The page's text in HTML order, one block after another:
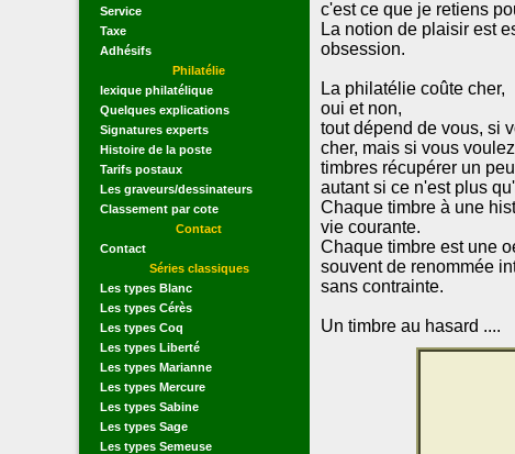
Service
Taxe
Adhésifs
Philatélie
lexique philatélique
Quelques explications
Signatures experts
Histoire de la poste
Tarifs postaux
Les graveurs/dessinateurs
Classement par cote
Contact
Contact
Séries classiques
Les types Blanc
Les types Cérès
Les types Coq
Les types Liberté
Les types Marianne
Les types Mercure
Les types Sabine
Les types Sage
Les types Semeuse
c'est ce que je retiens
La notion de plaisir est
obsession.
La philatélie coûte cher,
oui et non,
tout dépend de vous, si
cher, mais si vous
timbres récupérer un
autant si ce n'est plus
Chaque timbre à une
vie courante.
Chaque timbre est une
souvent de renommée
sans contrainte.
Un timbre au hasard ....